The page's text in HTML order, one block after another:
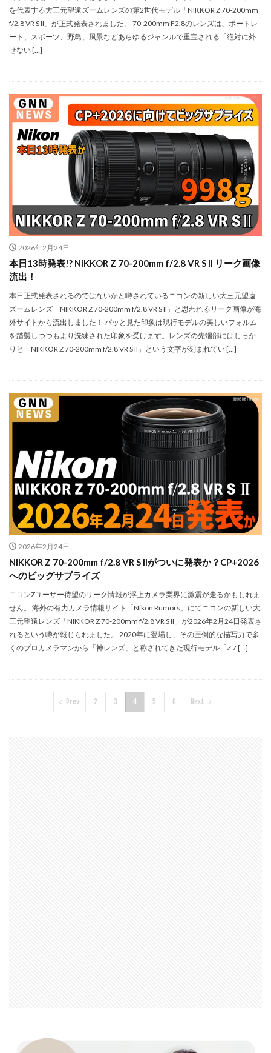
を代表する大三元望遠ズームレンズの第2世代モデル「NIKKOR Z 70-200mm
f/2.8 VR S II」が正式発表されました。 70-200mm F2.8のレンズは、ポートレ
ート、スポーツ、野鳥、風景などあらゆるジャンルで重宝される「絶対に外
せない […]
2026年2月24日
本日13時発表!? NIKKOR Z 70-200mm f/2.8 VR S II リーク画像
流出！
本日正式発表されるのではないかと噂されているニコンの新しい大三元望遠
ズームレンズ「NIKKOR Z 70-200mm f/2.8 VR S II」と思われるリーク画像が海
外サイトから流出しました！ パッと見た印象は現行モデルの美しいフォルム
を踏襲しつつもより洗練された印象を受けます。レンズの先端部にはしっか
りと「NIKKOR Z 70-200mm f/2.8 VR S II」という文字が刻まれてい […]
2026年2月24日
NIKKOR Z 70-200mm f/2.8 VR S IIがついに発表か？CP+2026
へのビッグサプライズ
ニコンZユーザー待望のリーク情報が浮上カメラ業界に激震が走るかもしれま
せん。 海外の有力カメラ情報サイト「Nikon Rumors」にてニコンの新しい大
三元望遠レンズ「NIKKOR Z 70-200mm f/2.8 VR S II」が2026年2月24日発表さ
れるという噂が報じられました。 2020年に登場し、その圧倒的な描写力で多
くのプロカメラマンから「神レンズ」と称されてきた現行モデル「Z 7 […]
Prev 2 3 4 5 6 Next
スターリンク
スペースX
スマホ保険証
スマホ新法
スマートリング
ソニー
ソニー 400 800
ソニー マクロ Gマスター
ソニーFX5
タムロン
タムロン 35-100 f2.8
ドル円
ドローン ニコン
ニコン 2026
ニコン 24 70 2
ニコン 24 70 新型
ニコン Z6 3
ニコン z9ii
ニコン Zf シルバー
ニコン ZR
ニコン シネマカメラ
ニコン 大三元 2型
ニコン 新レンズ
ニコン 新型 大三元
ニコンZR
ネットフリックス 値上げ
ピクセル11
フルスクリーンiPhone
ボケモンスター
マイナンバーカード
メモリチップ不足
メモリ高騰
ライカSL3
ルミックス S1RⅡ
ルミックスS1Rii
一眼レフ
人気ワイヤレスイヤフォン
低価格 MacBook
円安
半導体不足
廉価版MacBook
折りたたみiPhone
新型AirTag
日銀
検索